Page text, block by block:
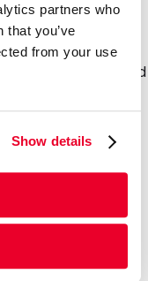
partners who
that you’ve
from your use
Show details
Präparate. Die
mit besonders
Wasserdampf und
Sie die Beutel
Lamizips
aluminium
Ihr Produkt
von UV
kann die
sind sehr